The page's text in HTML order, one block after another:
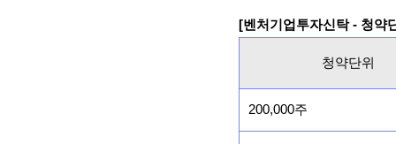
[벤처기업투자신탁 - 청약
청약단위
200,000주